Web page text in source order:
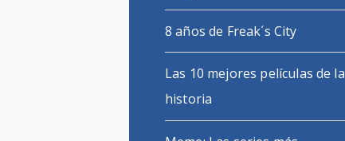
8 años de Freak´s City
Las 10 mejores películas de la
historia